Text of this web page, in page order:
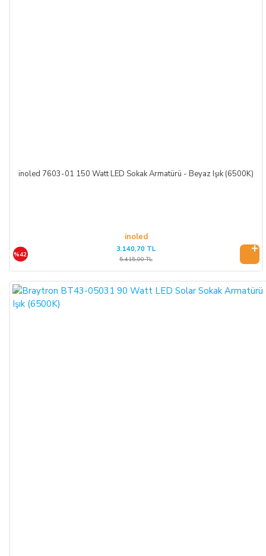
inoled 7603-01 150 Watt LED Sokak Armatürü - Beyaz Işık (6500K)
inoled
%42
3.140,70 TL
5.415,00 TL